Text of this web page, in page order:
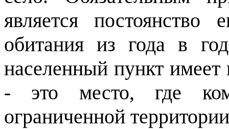
является постоянство
обитания из года в
населенный пункт имеет
- это место, где
ограниченной